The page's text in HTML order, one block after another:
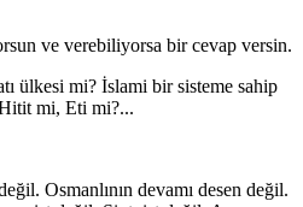
ve verebiliyorsa bir cevap versin.
ülkesi mi? İslami bir sisteme sahip
mi, Eti mi?...
Osmanlının devamı desen değil.